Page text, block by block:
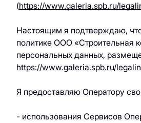
(https://www.galeria.spb.ru/
Настоящим я подтверждаю,
политике ООО «Строительная
персональных данных,
https://www.galeria.spb.ru/
Я предоставляю Оператору
- использования Сервисов